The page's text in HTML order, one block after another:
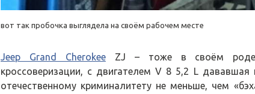
вот так пробочка выглядела на своём рабочем месте
Jeep Grand CherokeeZJ – тоже в своём роде
кроссоверизации, с двигателем V 8 5,2 L
отечественному криминалитету не меньше, чем